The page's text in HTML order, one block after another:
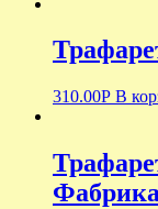
310.00Р В